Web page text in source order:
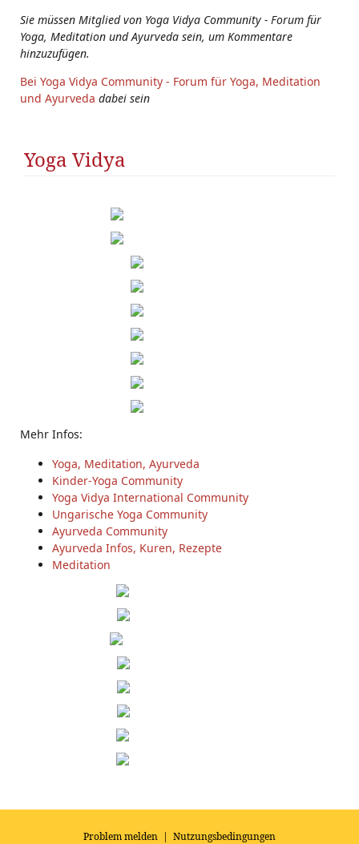
Sie müssen Mitglied von Yoga Vidya Community - Forum für
Yoga, Meditation und Ayurveda sein, um Kommentare
hinzuzufügen.
Bei Yoga Vidya Community - Forum für Yoga, Meditation
und Ayurveda dabei sein
Yoga Vidya
Mehr Infos:
Yoga, Meditation, Ayurveda
Kinder-Yoga Community
Yoga Vidya International Community
Ungarische Yoga Community
Ayurveda Community
Ayurveda Infos, Kuren, Rezepte
Meditation
Problem melden | Nutzungsbedingungen